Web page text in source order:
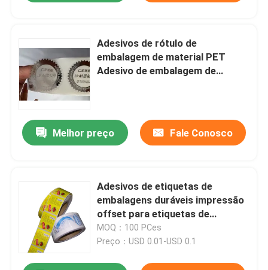
Adesivos de rótulo de
embalagem de material PET
Adesivo de embalagem de
Melhor preço Fale Conosco
Adesivos de etiquetas de
embalagens duráveis ​​impressão
offset para etiquetas de
produtos
MOQ：100 PCes
Preço：USD 0.01-USD 0.1